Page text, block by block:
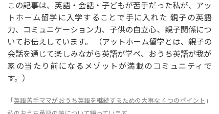
この記事は、英語・会話・子どもが苦手だった私が、アッ
トホーム留学に入学することで手に入れた 親子の英語
力、コミュニケーション力、子供の自立心、親子関係につ
いてお伝えしています。 （アットホーム留学とは、親子の
会話を通じて楽しみながら英語が学べ、おうち英語が我が
家の当たり前になるメゾットが満載のコミュニティで
す。）
「 英語苦手ママがおうち英語を継続するための大事な４つのポイント 」